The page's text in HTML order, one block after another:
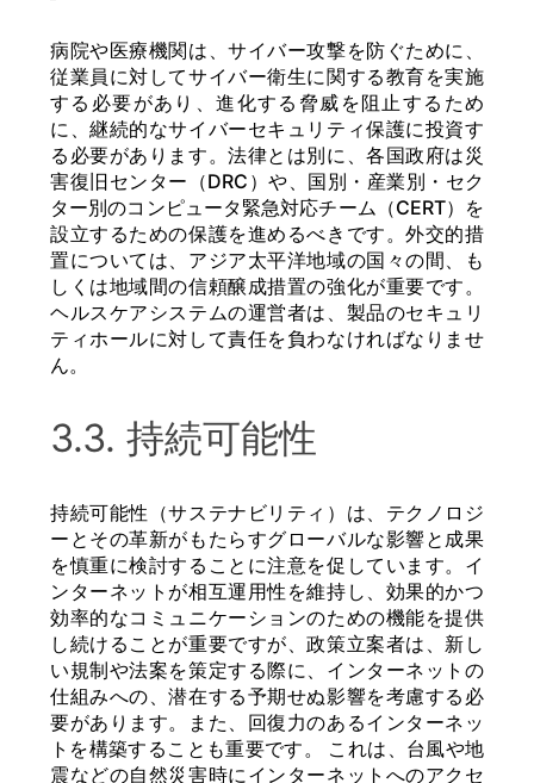
病院や医療機関は、サイバー攻撃を防ぐために、
従業員に対してサイバー衛生に関する教育を実施
する必要があり、進化する脅威を阻止するため
に、継続的なサイバーセキュリティ保護に投資す
る必要があります。法律とは別に、各国政府は災
害復旧センター（DRC）や、国別・産業別・セク
ター別のコンピュータ緊急対応チーム（CERT）を
設立するための保護を進めるべきです。外交的措
置については、アジア太平洋地域の国々の間、も
しくは地域間の信頼醸成措置の強化が重要です。
ヘルスケアシステムの運営者は、製品のセキュリ
ティホールに対して責任を負わなければなりませ
ん。
3.3. 持続可能性
持続可能性（サステナビリティ）は、テクノロジ
ーとその革新がもたらすグローバルな影響と成果
を慎重に検討することに注意を促しています。イ
ンターネットが相互運用性を維持し、効果的かつ
効率的なコミュニケーションのための機能を提供
し続けることが重要ですが、政策立案者は、新し
い規制や法案を策定する際に、インターネットの
仕組みへの、潜在する予期せぬ影響を考慮する必
要があります。また、回復力のあるインターネッ
トを構築することも重要です。 これは、台風や地
震などの自然災害時にインターネットへのアクセ